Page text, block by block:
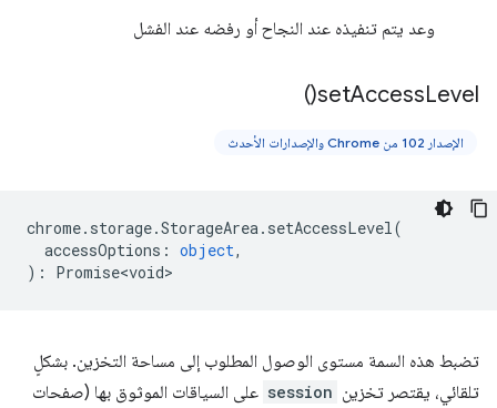
وعد يتم تنفيذه عند النجاح أو رفضه عند الفشل
setAccessLevel(
)
الإصدار 102 من Chrome والإصدارات الأحدث
chrome. storage.StorageArea. setAccessLevel(
accessOptions : object,
) : Promise<void>
تضبط هذه السمة مستوى الوصول المطلوب إلى مساحة التخزين. بشكلٍ
تلقائي، يقتصر تخزين session على السياقات الموثوق بها (صفحات